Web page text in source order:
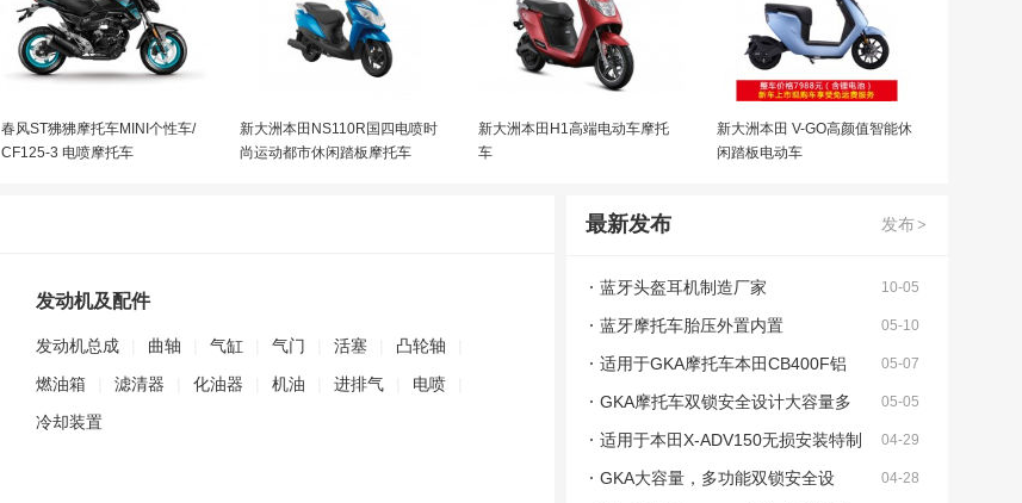
春风ST狒狒摩托车MINI个性车/
CF125-3 电喷摩托车
新大洲本田NS110R国四电喷时
尚运动都市休闲踏板摩托车
新大洲本田H1高端电动车摩托
车
新大洲本田 V-GO高颜值智能休
闲踏板电动车
发动机及配件
发动机总成 曲轴 气缸 气门 活塞 凸轮轴
燃油箱
滤清器 化油器 机油 进排气 电喷
冷却装置
发布>
最新发布
10-05
蓝牙头盔耳机制造厂家
05-10
蓝牙摩托车胎压外置内置
05-07
适用于GKA摩托车本田CB400F铝
合金无损安装双弹簧防摔棒
05-05
GKA摩托车双锁安全设计大容量多
功能皮革边包
04-29
适用于本田X-ADV150无损安装特制
铝合金尾架
04-28
GKA大容量，多功能双锁安全设